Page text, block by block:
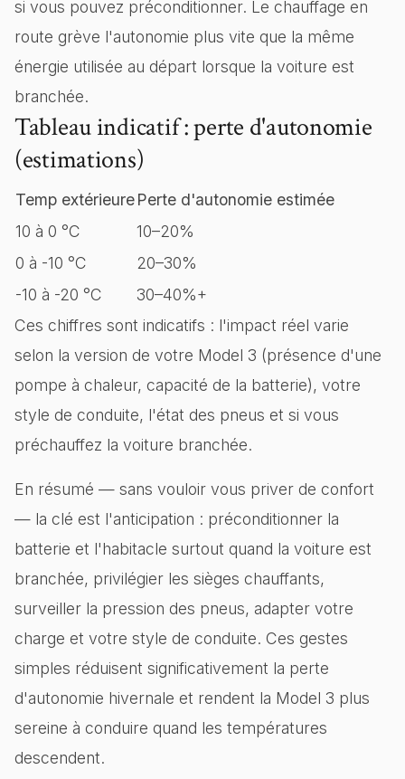
si vous pouvez préconditionner. Le chauffage en
route grève l'autonomie plus vite que la même
énergie utilisée au départ lorsque la voiture est
branchée.
Tableau indicatif : perte d'autonomie
(estimations)
Temp extérieurePerte d'autonomie estimée
10 à 0 °C
10–20%
0 à -10 °C
20–30%
-10 à -20 °C
30–40%+
Ces chiffres sont indicatifs : l'impact réel varie
selon la version de votre Model 3 (présence d'une
pompe à chaleur, capacité de la batterie), votre
style de conduite, l'état des pneus et si vous
préchauffez la voiture branchée.
En résumé — sans vouloir vous priver de confort
— la clé est l'anticipation : préconditionner la
batterie et l'habitacle surtout quand la voiture est
branchée, privilégier les sièges chauffants,
surveiller la pression des pneus, adapter votre
charge et votre style de conduite. Ces gestes
simples réduisent significativement la perte
d'autonomie hivernale et rendent la Model 3 plus
sereine à conduire quand les températures
descendent.